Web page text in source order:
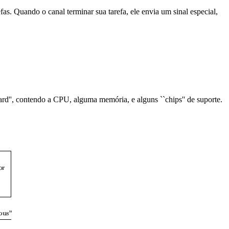
Quando o canal terminar sua tarefa, ele envia um sinal especial,
contendo a CPU, alguma memória, e alguns ``chips'' de suporte.